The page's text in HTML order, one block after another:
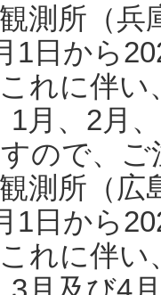
測所（
1日から
れに伴い
1月、2月
ので、
測所（
1日から
れに伴い